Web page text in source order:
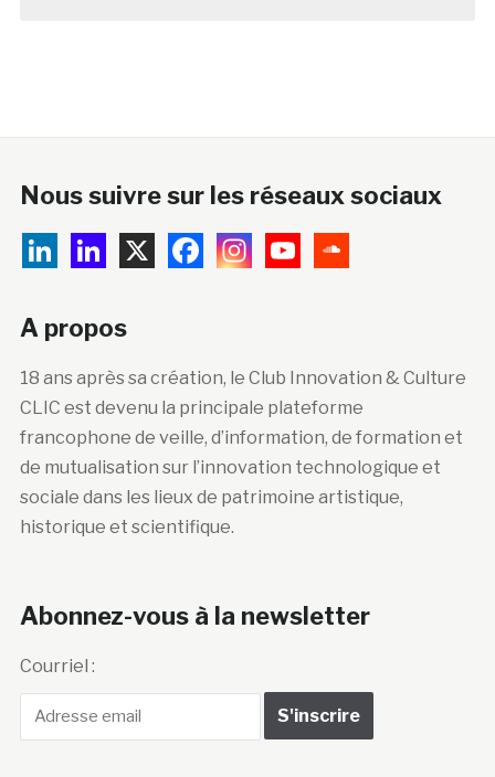
Nous suivre sur les réseaux sociaux
A propos
18 ans après sa création, le Club Innovation & Culture
CLIC est devenu la principale plateforme
francophone de veille, d’information, de formation et
de mutualisation sur l’innovation technologique et
sociale dans les lieux de patrimoine artistique,
historique et scientifique.
Abonnez-vous à la newsletter
Courriel :